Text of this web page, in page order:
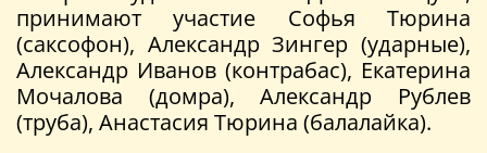
принимают участие Софья Тюрина
(саксофон), Александр Зингер (ударные),
Александр Иванов (контрабас), Екатерина
Мочалова (домра), Александр Рублев
(труба), Анастасия Тюрина (балалайка).